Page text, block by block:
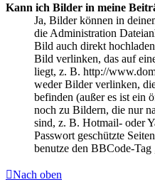
Kann ich Bilder in meine
Ja, Bilder können in
die Administration
Bild auch direkt
Bild verlinken, das auf
liegt, z. B. http://
weder Bilder verlinken,
befinden (außer es ist ein
noch zu Bildern, die nur
sind, z. B. Hotmail- oder
Passwort geschützte
benutze den BBCode-Tag
Nach oben